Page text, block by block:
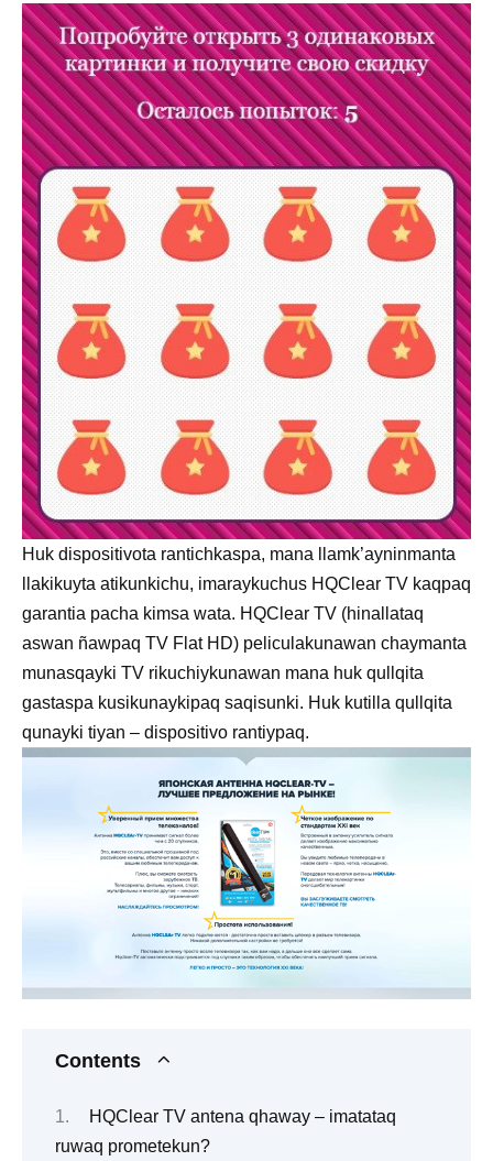
Huk dispositivota rantichkaspa, mana llamk’ayninmanta
llakikuyta atikunkichu, imaraykuchus HQClear TV kaqpaq
garantia pacha kimsa wata. HQClear TV (hinallataq
aswan ñawpaq TV Flat HD) peliculakunawan chaymanta
munasqayki TV rikuchiykunawan mana huk qullqita
gastaspa kusikunaykipaq saqisunki. Huk kutilla qullqita
qunayki tiyan – dispositivo rantiypaq.
Contents
HQClear TV antena qhaway – imatataq
ruwaq prometekun?